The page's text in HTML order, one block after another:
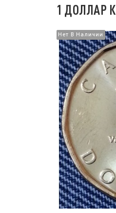
1 ДОЛЛАР
Нет В Наличии
Нет В Наличии